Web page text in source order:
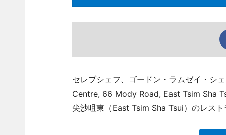
セレブシェフ、ゴードン・ラムゼイ・シ
Centre, 66 Mody Road, East Tsim Sha
尖沙咀東（East Tsim Sha Tsui）のレス